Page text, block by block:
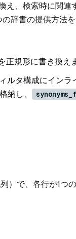
え、検索時に関連
辞書の提供方法
正規形に書き換え
ルタ構成にインラ
格納し、
）で、各行が1つ